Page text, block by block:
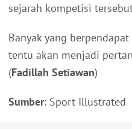
sejarah kompetisi
Banyak yang
tentu akan menjadi
(Fadillah Setiawan)
Sumber: Sport Illustrated